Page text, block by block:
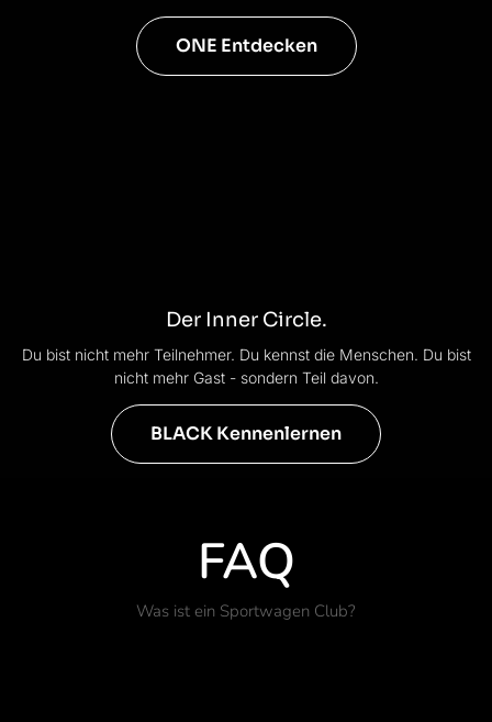
ONE Entdecken
Der Inner Circle.
Du bist nicht mehr Teilnehmer. Du kennst die Menschen. Du bist
nicht mehr Gast - sondern Teil davon.
BLACK Kennenlernen
FAQ
Was ist ein Sportwagen Club?